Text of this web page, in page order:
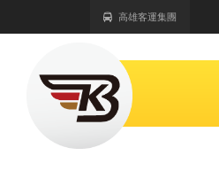
高雄客運集團